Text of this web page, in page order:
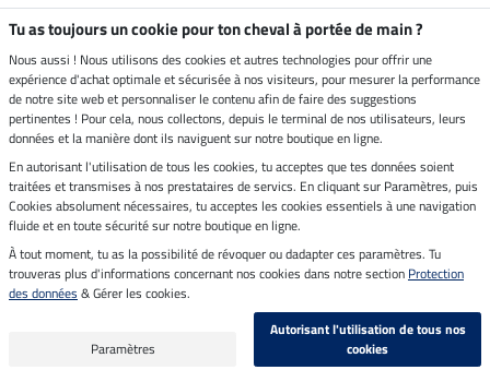
Boutique climatiquement
Livraison par
Paiement sécurisé
Mentions légales
Dernière actualisation le 06.08.2026 à 03:11
Tous les prix s'entendent TVA incluse et
frais de port en sus
Tu as toujours un cookie pour ton cheval à portée de main ?
Nous aussi ! Nous utilisons des cookies et autres technologies pour offrir une
expérience d'achat optimale et sécurisée à nos visiteurs, pour mesurer la performance
de notre site web et personnaliser le contenu afin de faire des suggestions
pertinentes ! Pour cela, nous collectons, depuis le terminal de nos utilisateurs, leurs
données et la manière dont ils naviguent sur notre boutique en ligne.
En autorisant l'utilisation de tous les cookies, tu acceptes que tes données soient
traitées et transmises à nos prestataires de servics. En cliquant sur Paramètres, puis
Cookies absolument nécessaires, tu acceptes les cookies essentiels à une navigation
fluide et en toute sécurité sur notre boutique en ligne.
À tout moment, tu as la possibilité de révoquer ou dadapter ces paramètres. Tu
trouveras plus d'informations concernant nos cookies dans notre section Protection
des données & Gérer les cookies.
Paramètres
Autorisant l'utilisation de tous nos
cookies